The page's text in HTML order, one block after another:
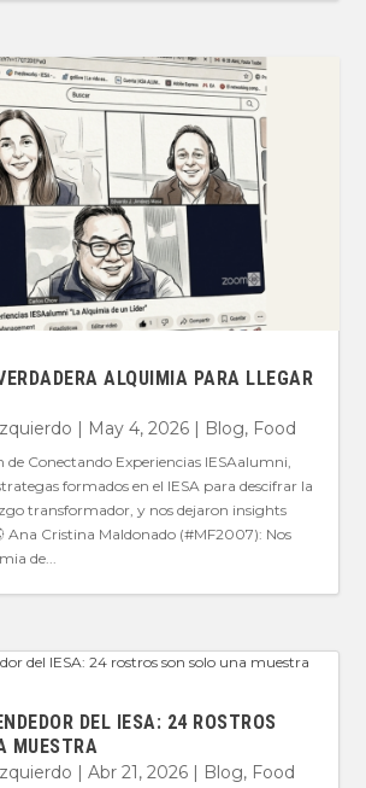
ALQUIMIA PARA LLEGAR
| May 4, 2026 | Blog, Food
de Conectando Experiencias IESAalumni,
formados en el IESA para descifrar la
transformador, y nos dejaron insights
Ana Cristina Maldonado (#MF2007): Nos
de...
DEL IESA: 24 ROSTROS
MUESTRA
|Abr 21, 2026 | Blog, Food